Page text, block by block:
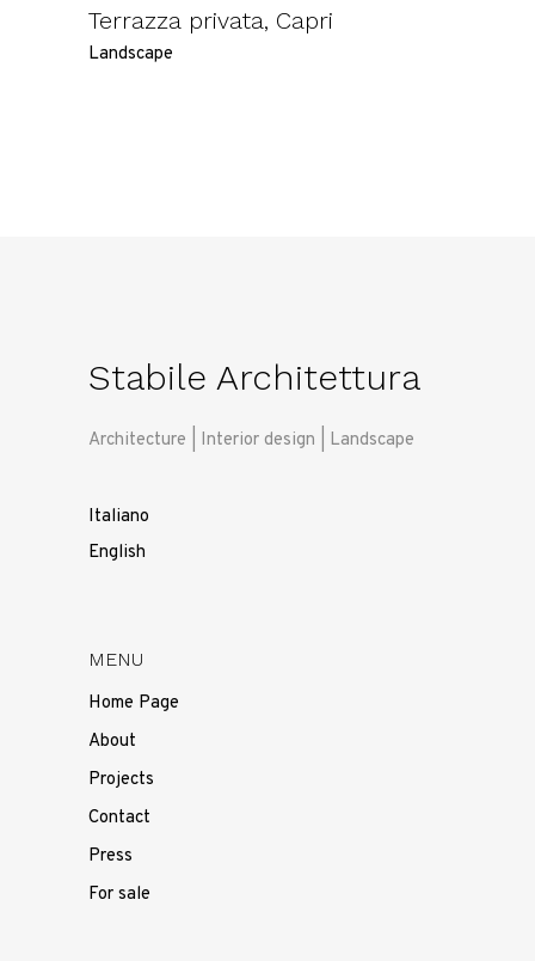
Terrazza privata, Capri
Landscape
Stabile Architettura
Architecture | Interior design | Landscape
Italiano
English
MENU
Home Page
About
Projects
Contact
Press
For sale